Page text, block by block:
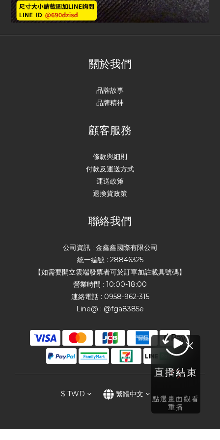
關於我們
品牌故事
品牌精神
顧客服務
條款與細則
付款及運送方式
運送政策
退換貨政策
聯絡我們
公司資訊 : 金鑫鑫國際有限公司
統一編號 : 28846325
【如需要開立雲端發票者可於訂單加註載具號碼】
營業時間 : 10:00-18:00
連絡電話 : 0958-962-315
Line@ : @fga8385e
$ TWD 繁體中文
直播結束
點選畫面觀看
重播